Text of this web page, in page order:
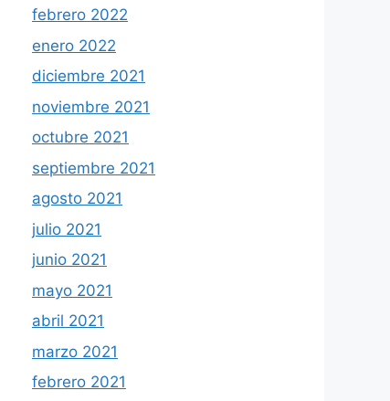
febrero 2022
enero 2022
diciembre 2021
noviembre 2021
octubre 2021
septiembre 2021
agosto 2021
julio 2021
junio 2021
mayo 2021
abril 2021
marzo 2021
febrero 2021